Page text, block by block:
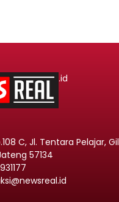
.id
C, Jl. Tentara Pelajar,
57134